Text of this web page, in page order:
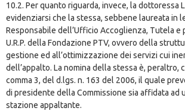
10.2. Per quanto riguarda, invece, la dottoressa
evidenziarsi che la stessa, sebbene laureata in
Responsabile dell’Ufficio Accoglienza, Tutela e
U.R.P. della Fondazione PTV, ovvero della
gestione ed all’ottimizzazione dei servizi cui
dell’appalto. La nomina della stessa è, peraltro,
comma 3, del d.lgs. n. 163 del 2006, il quale
di presidente della Commissione sia affidata ad
stazione appaltante.